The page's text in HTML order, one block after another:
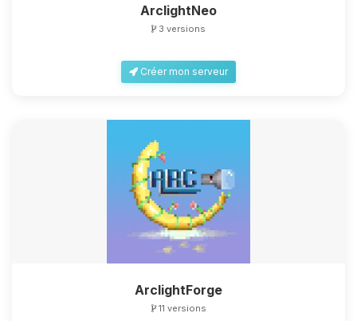
ArclightNeo
3 versions
Créer mon serveur
ArclightForge
11 versions